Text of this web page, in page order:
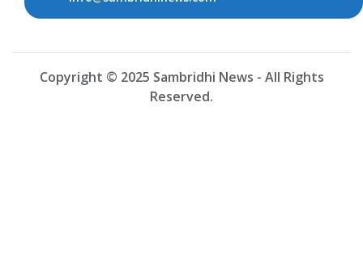
Copyright © 2025 Sambridhi News - All Rights
Reserved.